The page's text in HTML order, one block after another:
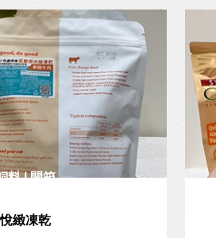
料 | 開箱
悅緻凍乾